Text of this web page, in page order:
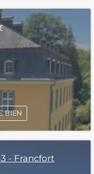
BIEN
- Francfort